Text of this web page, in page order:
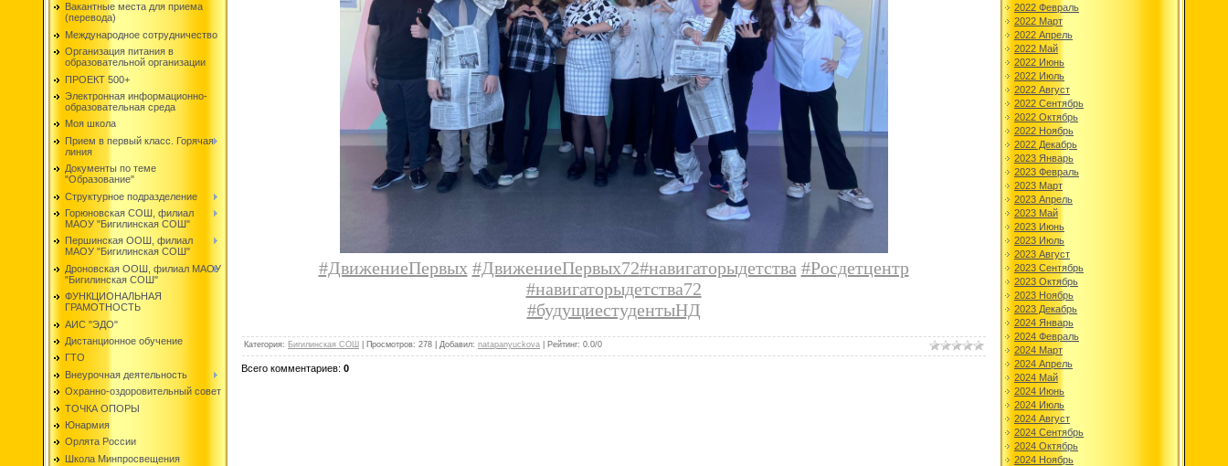
Вакантные места для приема
(перевода)
Международное сотрудничество
Организация питания в
образовательной организации
ПРОЕКТ 500+
Электронная информационно-
образовательная среда
Моя школа
Прием в первый класс. Горячая
линия
Документы по теме
"Образование"
Структурное подразделение
Горюновская СОШ, филиал
МАОУ "Бигилинская СОШ"
Першинская ООШ, филиал
МАОУ "Бигилинская СОШ"
Дроновская ООШ, филиал МАОУ
"Бигилинская СОШ"
ФУНКЦИОНАЛЬНАЯ
ГРАМОТНОСТЬ
АИС "ЭДО"
Дистанционное обучение
ГТО
Внеурочная деятельность
Охранно-оздоровительный совет
ТОЧКА ОПОРЫ
Юнармия
Орлята России
Школа Минпросвещения
#ДвижениеПервых #ДвижениеПервых72#навигаторыдетства #Росдетцентр
#навигаторыдетства72
#будущиестудентыНД
Категория: Бигилинская СОШ Просмотров: 278 Добавил: natapanyuckova Рейтинг: 0.0/0
Всего комментариев: 0
2022 Февраль
2022 Март
2022 Апрель
2022 Май
2022 Июнь
2022 Июль
2022 Август
2022 Сентябрь
2022 Октябрь
2022 Ноябрь
2022 Декабрь
2023 Январь
2023 Февраль
2023 Март
2023 Апрель
2023 Май
2023 Июнь
2023 Июль
2023 Август
2023 Сентябрь
2023 Октябрь
2023 Ноябрь
2023 Декабрь
2024 Январь
2024 Февраль
2024 Март
2024 Апрель
2024 Май
2024 Июнь
2024 Июль
2024 Август
2024 Сентябрь
2024 Октябрь
2024 Ноябрь